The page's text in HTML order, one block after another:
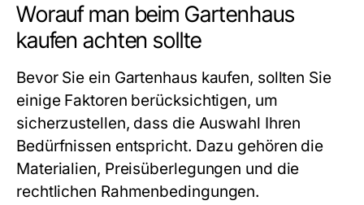
Worauf man beim Gartenhaus
kaufen achten sollte
Bevor Sie ein Gartenhaus kaufen, sollten Sie
einige Faktoren berücksichtigen, um
sicherzustellen, dass die Auswahl Ihren
Bedürfnissen entspricht. Dazu gehören die
Materialien, Preisüberlegungen und die
rechtlichen Rahmenbedingungen.